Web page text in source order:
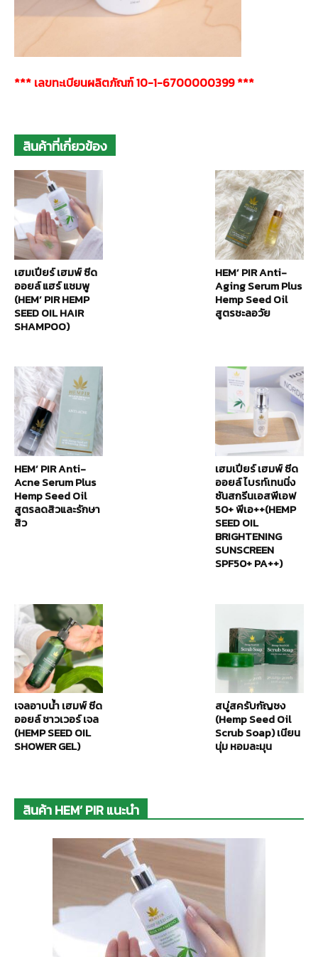
*** เลขทะเบียนผลิตภัณฑ์ 10-1-6700000399 ***
สินค้าที่เกี่ยวข้อง
เฮมเปียร์ เฮมพ์ ซีด
ออยล์ แฮร์ แชมพู
(HEM’ PIR HEMP
SEED OIL HAIR
SHAMPOO)
HEM’ PIR Anti-
Aging Serum Plus
Hemp Seed Oil
สูตรชะลอวัย
HEM’ PIR Anti-
Acne Serum Plus
Hemp Seed Oil
สูตรลดสิวและรักษา
สิว
เฮมเปียร์ เฮมพ์ ซีด
ออยล์ ไบรท์เทนนิ่ง
ซันสกรีนเอสพีเอฟ
50+ พีเอ++(HEMP
SEED OIL
BRIGHTENING
SUNSCREEN
SPF50+ PA++)
เจลอาบน้ำ เฮมพ์ ซีด
ออยล์ ชาวเวอร์ เจล
(HEMP SEED OIL
SHOWER GEL)
สบู่สครับกัญชง
(Hemp Seed Oil
Scrub Soap) เนียน
นุ่ม หอมละมุน
สินค้า HEM’ PIR แนะนำ